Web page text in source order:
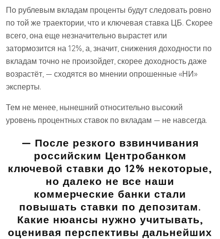
По рублевым вкладам проценты будут следовать ровно
по той же траектории, что и ключевая ставка ЦБ. Скорее
всего, она еще незначительно вырастет или
затормозится на 12%, а, значит, снижения доходности по
вкладам точно не произойдет, скорее доходность даже
возрастёт, — сходятся во мнении опрошенные «НИ»
эксперты.
Тем не менее, нынешний относительно высокий
уровень процентных ставок по вкладам — не навсегда.
— После резкого взвинчивания
российским Центробанком
ключевой ставки до 12% некоторые,
но далеко не все наши
коммерческие банки стали
повышать ставки по депозитам.
Какие нюансы нужно учитывать,
оценивая перспективы дальнейших